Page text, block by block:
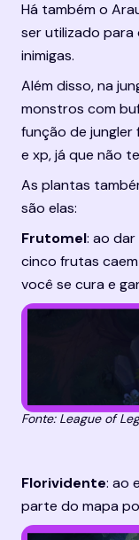
Há também o
ser utilizado
inimigas.
Além disso, na
monstros com
função de jungler
e xp, já que não
As plantas
são elas:
Frutomel: ao
cinco frutas
você se cura e
Fonte: League of
Florividente: ao
parte do mapa